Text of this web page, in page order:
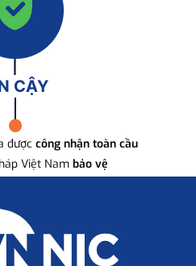
CẬY
được công nhận toàn cầu
Việt Nam bảo vệ